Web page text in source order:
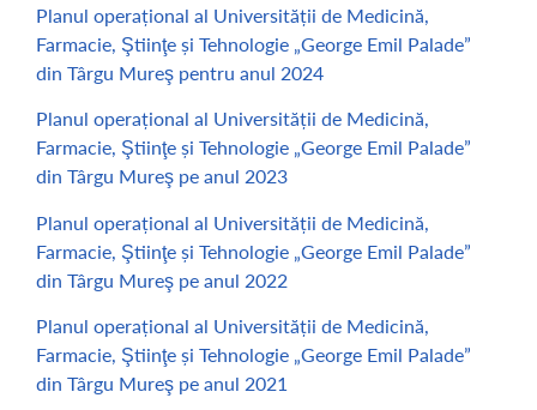
Planul operațional al Universității de Medicină,
Farmacie, Ştiinţe și Tehnologie „George Emil Palade”
din Târgu Mureş pentru anul 2024
Planul operațional al Universității de Medicină,
Farmacie, Ştiinţe și Tehnologie „George Emil Palade”
din Târgu Mureş pe anul 2023
Planul operațional al Universității de Medicină,
Farmacie, Ştiinţe și Tehnologie „George Emil Palade”
din Târgu Mureş pe anul 2022
Planul operațional al Universității de Medicină,
Farmacie, Ştiinţe și Tehnologie „George Emil Palade”
din Târgu Mureş pe anul 2021